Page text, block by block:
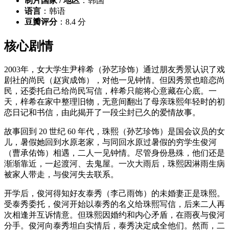
语言 ：韩语
豆瓣评分：8.4 分
核心剧情
2003年，女大学生尹梓希（孙艺珍饰）通过朋友秀景认识了戏
剧社的尚民（赵寅成饰），对他一见钟情。但因秀景也暗恋尚
民，还委托自己给尚民写信，梓希只能将心意藏在心底。一
天，梓希在家中整理旧物，无意间翻出了母亲珠熙年轻时的初
恋日记和书信，由此揭开了一段尘封已久的爱情故事。
故事回到 20 世纪 60 年代，珠熙（孙艺珍饰）是国会议员的女
儿，暑假她回到水原老家，与同回水原过暑假的穷学生俊河
（曹承佑饰）相遇，二人一见钟情。尽管身份悬殊，他们还是
渐渐靠近，一起渡河、去鬼屋。一次大雨后，珠熙因淋雨生病
被家人带走，与俊河失去联系。
开学后，俊河得知好友泰秀（李己雨饰）的未婚妻正是珠熙。
受泰秀委托，俊河开始以泰秀的名义给珠熙写信，后来二人再
次相逢并互诉情意。但珠熙因婚约和内心矛盾，在雨夜与俊河
分手。俊河向泰秀坦白实情后，泰秀决定成全他们。然而，二